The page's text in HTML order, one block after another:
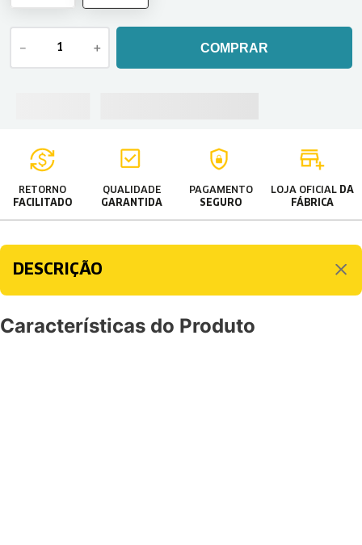
＋
－ COMPRAR
RETORNO
FACILITADO
QUALIDADE
GARANTIDA
PAGAMENTO
SEGURO
LOJA OFICIAL DA
FÁBRICA
DESCRIÇÃO
Características do Produto